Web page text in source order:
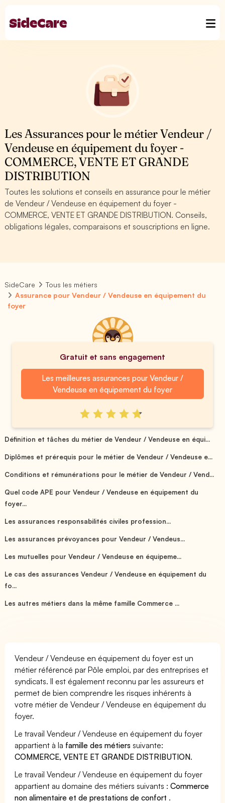
Les Assurances pour le métier Vendeur /
Vendeuse en équipement du foyer -
COMMERCE, VENTE ET GRANDE
DISTRIBUTION
Toutes les solutions et conseils en assurance pour le métier
de Vendeur / Vendeuse en équipement du foyer -
COMMERCE, VENTE ET GRANDE DISTRIBUTION. Conseils,
obligations légales, comparaisons et souscriptions en ligne.
SideCare
Tous les métiers
Assurance pour Vendeur / Vendeuse en équipement du
foyer
Gratuit et sans engagement
Les meilleures assurances pour Vendeur /
Vendeuse en équipement du foyer
Définition et tâches du métier de Vendeur / Vendeuse en équi...
Diplômes et prérequis pour le métier de Vendeur / Vendeuse e...
Conditions et rémunérations pour le métier de Vendeur / Vend...
Quel code APE pour Vendeur / Vendeuse en équipement du
foyer...
Les assurances responsabilités civiles profession...
Les assurances prévoyances pour Vendeur / Vendeus...
Les mutuelles pour Vendeur / Vendeuse en équipeme...
Le cas des assurances Vendeur / Vendeuse en équipement du
fo...
Les autres métiers dans la même famille Commerce ...
Vendeur / Vendeuse en équipement du foyer est un
métier référencé par Pôle emploi, par des entreprises et
syndicats. Il est également reconnu par les assureurs et
permet de bien comprendre les risques inhérents à
votre métier de Vendeur / Vendeuse en équipement du
foyer.
Le travail Vendeur / Vendeuse en équipement du foyer
appartient à la famille des métiers suivante:
COMMERCE, VENTE ET GRANDE DISTRIBUTION.
Le travail Vendeur / Vendeuse en équipement du foyer
appartient au domaine des métiers suivants :Commerce
non alimentaire et de prestations de confort .